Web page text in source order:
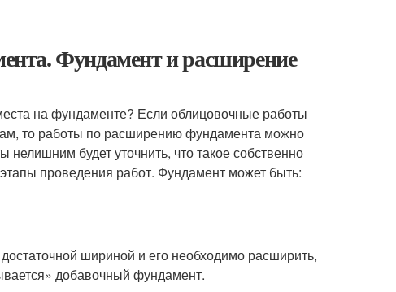
Фундамент и расширение
на фундаменте? Если облицовочные работы
то работы по расширению фундамента можно
будет уточнить, что такое собственно
проведения работ. Фундамент может быть:
шириной и его необходимо расширить,
добавочный фундамент.